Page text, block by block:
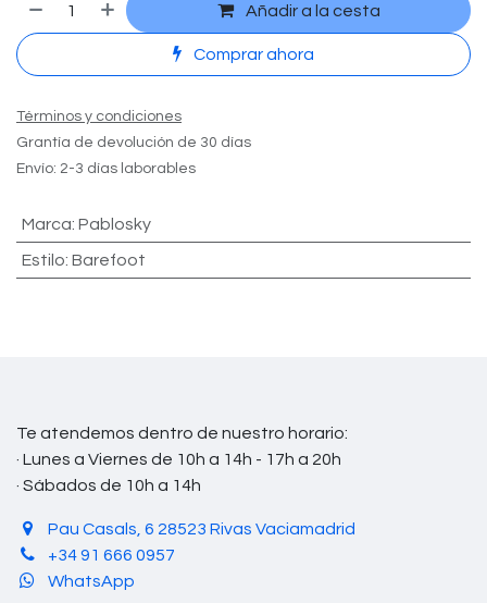
Añadir a la cesta
Comprar ahora
Términos y condiciones
Grantía de devolución de 30 días
Envío: 2-3 días laborables
Marca: Pablosky
Estilo: Barefoot
Te atendemos dentro de nuestro horario:
· Lunes a Viernes de 10h a 14h - 17h a 20h
· Sábados de 10h a 14h
Pau Casals, 6 28523 Rivas Vaciamadrid
+34 91 666 0957
WhatsApp